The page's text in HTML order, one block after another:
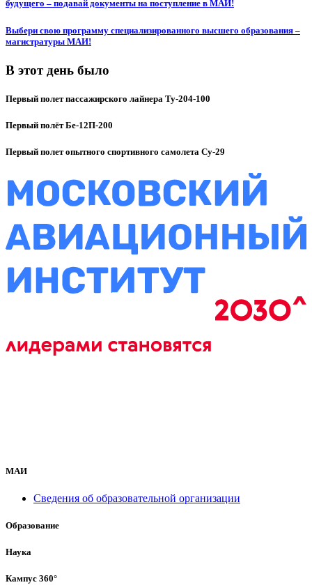
будущего – подавай документы на поступление в МАИ!
Выбери свою программу специализированного высшего образования –
магистратуры МАИ!
В этот день было
Первый полет пассажирского лайнера Ту-204-100
Первый полёт Бе-12П-200
Первый полет опытного спортивного самолета Су-29
МАИ
Сведения об образовательной организации
Образование
Наука
Кампус 360°